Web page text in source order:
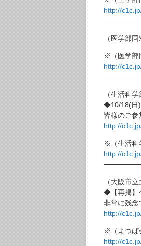
http://
（医学部同
※（医学部
http://
（生活科学
◆10/18(日
皆様のご参
http://
※（生活科
http://
（大阪市
◆【再掲】
非常に残念
http://
※（よつば
http://